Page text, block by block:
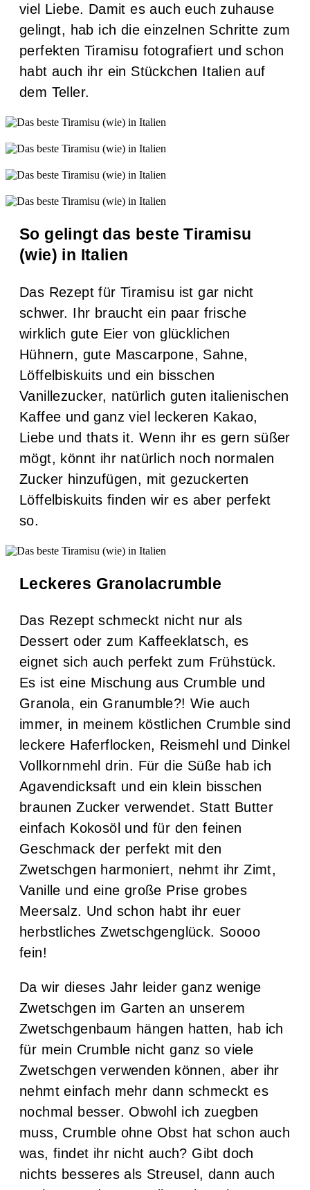
viel Liebe. Damit es auch euch zuhause
gelingt, hab ich die einzelnen Schritte zum
perfekten Tiramisu fotografiert und schon
habt auch ihr ein Stückchen Italien auf
dem Teller.
So gelingt das beste Tiramisu
(wie) in Italien
Das Rezept für Tiramisu ist gar nicht
schwer. Ihr braucht ein paar frische
wirklich gute Eier von glücklichen
Hühnern, gute Mascarpone, Sahne,
Löffelbiskuits und ein bisschen
Vanillezucker, natürlich guten italienischen
Kaffee und ganz viel leckeren Kakao,
Liebe und thats it. Wenn ihr es gern süßer
mögt, könnt ihr natürlich noch normalen
Zucker hinzufügen, mit gezuckerten
Löffelbiskuits finden wir es aber perfekt
so.
Leckeres Granolacrumble
Das Rezept schmeckt nicht nur als
Dessert oder zum Kaffeeklatsch, es
eignet sich auch perfekt zum Frühstück.
Es ist eine Mischung aus Crumble und
Granola, ein Granumble?! Wie auch
immer, in meinem köstlichen Crumble sind
leckere Haferflocken, Reismehl und Dinkel
Vollkornmehl drin. Für die Süße hab ich
Agavendicksaft und ein klein bisschen
braunen Zucker verwendet. Statt Butter
einfach Kokosöl und für den feinen
Geschmack der perfekt mit den
Zwetschgen harmoniert, nehmt ihr Zimt,
Vanille und eine große Prise grobes
Meersalz. Und schon habt ihr euer
herbstliches Zwetschgenglück. Soooo
fein!
Da wir dieses Jahr leider ganz wenige
Zwetschgen im Garten an unserem
Zwetschgenbaum hängen hatten, hab ich
für mein Crumble nicht ganz so viele
Zwetschgen verwenden können, aber ihr
nehmt einfach mehr dann schmeckt es
nochmal besser. Obwohl ich zuegben
muss, Crumble ohne Obst hat schon auch
was, findet ihr nicht auch? Gibt doch
nichts besseres als Streusel, dann auch